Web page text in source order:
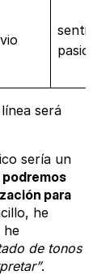
pasional
será
sería un
podremos
para
he
he
de tonos
.